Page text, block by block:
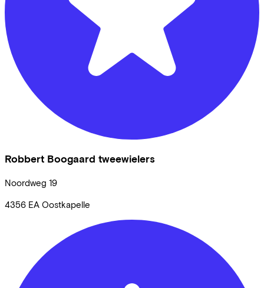
Robbert Boogaard tweewielers
Noordweg 19
4356 EA Oostkapelle